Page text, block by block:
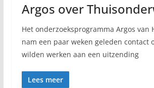
Argos over
Het onderzoeksprogramma Argos van
nam een paar weken geleden contact
wilden werken aan een uitzending
Lees meer